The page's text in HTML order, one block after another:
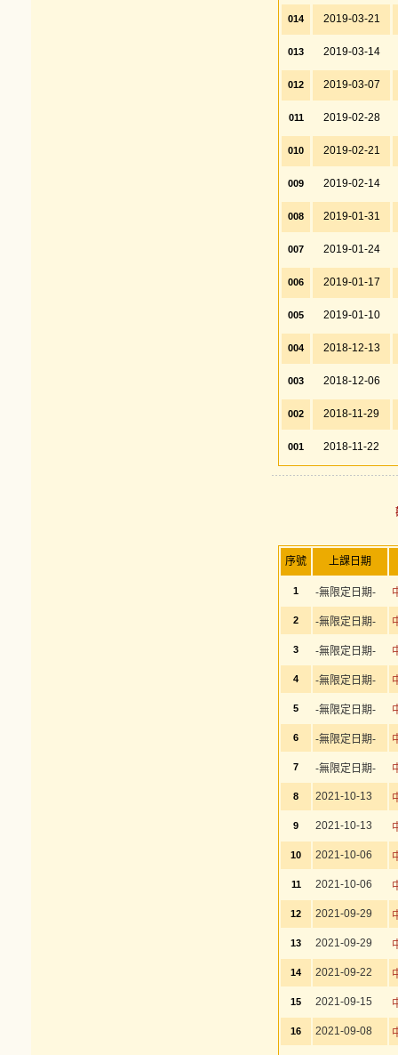
014 2019-03-21
013 2019-03-14
012 2019-03-07
011 2019-02-28
010 2019-02-21
009 2019-02-14
008 2019-01-31
007 2019-01-24
006 2019-01-17
005 2019-01-10
004 2018-12-13
003 2018-12-06
002 2018-11-29
001 2018-11-22
序號 上課日期
1 -無限定日期-
2 -無限定日期-
3 -無限定日期-
4 -無限定日期-
5 -無限定日期-
6 -無限定日期-
7 -無限定日期-
8 2021-10-13
9 2021-10-13
10 2021-10-06
11 2021-10-06
12 2021-09-29
13 2021-09-29
14 2021-09-22
15 2021-09-15
16 2021-09-08